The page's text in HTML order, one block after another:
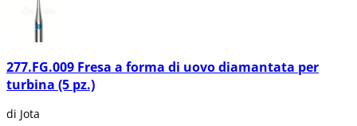
277.FG.009 Fresa a forma di uovo diamantata per
turbina (5 pz.)
di Jota